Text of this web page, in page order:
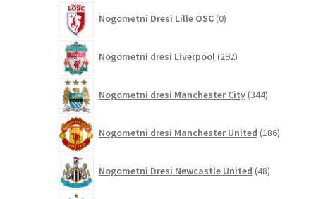
Nogometni Dresi Lille OSC 0izdelkov
Nogometni dresi Liverpool 292izdelkov
Nogometni dresi Manchester City 344izdelkov
Nogometni dresi Manchester United 186izdelkov
Nogometni Dresi Newcastle United 48izdelkov